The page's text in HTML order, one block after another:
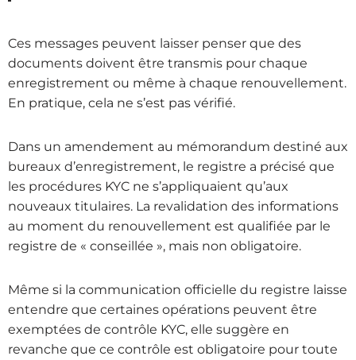
Ces messages peuvent laisser penser que des
documents doivent être transmis pour chaque
enregistrement ou même à chaque renouvellement.
En pratique, cela ne s’est pas vérifié.
Dans un amendement au mémorandum destiné aux
bureaux d’enregistrement, le registre a précisé que
les procédures KYC ne s’appliquaient qu’aux
nouveaux titulaires. La revalidation des informations
au moment du renouvellement est qualifiée par le
registre de « conseillée », mais non obligatoire.
Même si la communication officielle du registre laisse
entendre que certaines opérations peuvent être
exemptées de contrôle KYC, elle suggère en
revanche que ce contrôle est obligatoire pour toute